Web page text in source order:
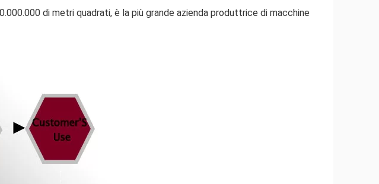
di metri quadrati, è la più grande azienda produttrice di macchine